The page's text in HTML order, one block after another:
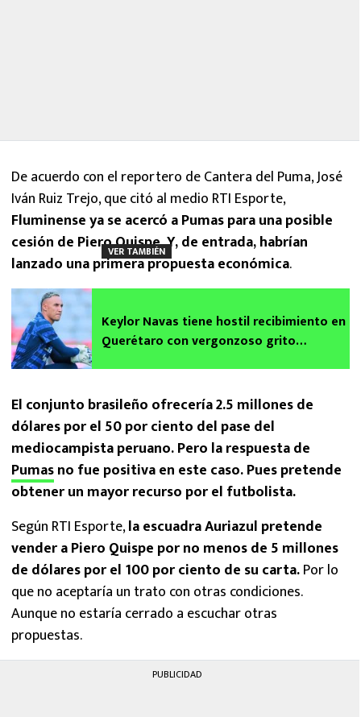
De acuerdo con el reportero de Cantera del Puma, José
Iván Ruiz Trejo, que citó al medio RTI Esporte,
Fluminense ya se acercó a Pumas para una posible
cesión de Piero Quispe. Y, de entrada, habrían
lanzado una primera propuesta económica.
VER TAMBIÉN
Keylor Navas tiene hostil recibimiento en
Querétaro con vergonzoso grito
El conjunto brasileño ofrecería 2.5 millones de
dólares por el 50 por ciento del pase del
mediocampista peruano. Pero la respuesta de
Pumasno fue positiva en este caso. Pues pretende
obtener un mayor recurso por el futbolista.
Según RTI Esporte,la escuadra Auriazul pretende
vender a Piero Quispe por no menos de 5 millones
de dólares por el 100 por ciento de su carta.Por lo
que no aceptaría un trato con otras condiciones.
Aunque no estaría cerrado a escuchar otras
propuestas.
PUBLICIDAD